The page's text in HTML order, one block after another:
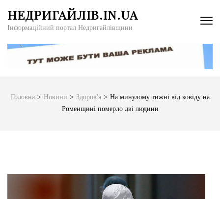
вмісту
Enter)
НЕДРИГАЙЛІВ.IN.UA
Інформаційний портал Недригайлівщини
Головна > Новини > Здоров'я > На минулому тижні від ковіду на
Роменщині померло дві людини